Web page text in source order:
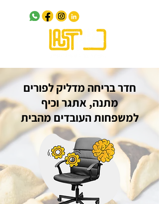
חדר בריחה מדליק לפורים
מתנה, אתגר וכיף
למשפחות העובדים מהבית